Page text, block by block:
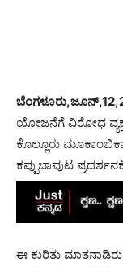
ಯೋಜನೆಗೆ ವಿರೋಧ
ಕೊಲ್ಲೂರು
ಕಪ್ಪುಬಾವುಟ
ಈ ಕುರಿತು